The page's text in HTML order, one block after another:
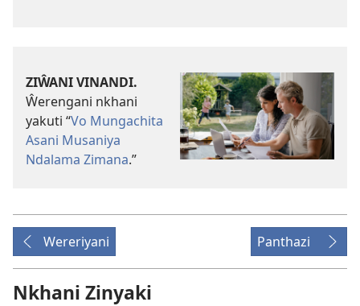
ZIŴANI VINANDI.
Ŵerengani nkhani
yakuti “Vo Mungachita
Asani Musaniya
Ndalama Zimana.”
Wereriyani Panthazi
Nkhani Zinyaki